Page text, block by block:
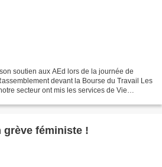
soutien aux AEd lors de la journée de
devant la Bourse du Travail Les
secteur ont mis les services de Vie
grève féministe !